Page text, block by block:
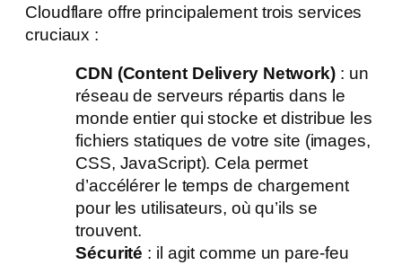
Cloudflare offre principalement trois services
cruciaux :
CDN (Content Delivery Network) : un
réseau de serveurs répartis dans le
monde entier qui stocke et distribue les
fichiers statiques de votre site (images,
CSS, JavaScript). Cela permet
d’accélérer le temps de chargement
pour les utilisateurs, où qu’ils se
trouvent.
Sécurité : il agit comme un pare-feu